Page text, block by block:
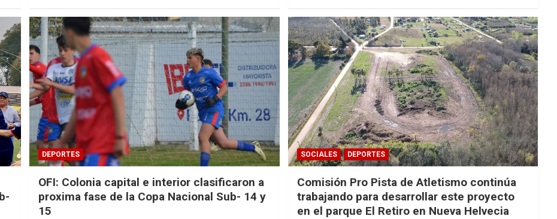
DEPORTES
OFI: Colonia capital e interior clasificaron a
proxima fase de la Copa Nacional Sub- 14 y
15
SOCIALES DEPORTES
Comisión Pro Pista de Atletismo continúa
trabajando para desarrollar este proyecto
en el parque El Retiro en Nueva Helvecia